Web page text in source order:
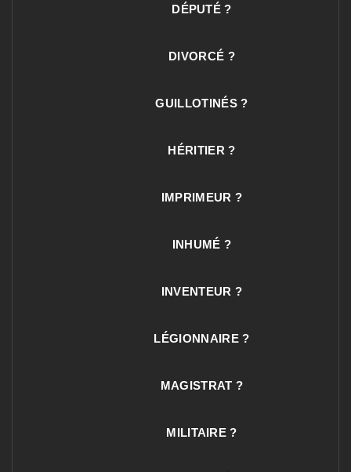
DÉPUTÉ ?
DIVORCÉ ?
GUILLOTINÉS ?
HÉRITIER ?
IMPRIMEUR ?
INHUMÉ ?
INVENTEUR ?
LÉGIONNAIRE ?
MAGISTRAT ?
MILITAIRE ?